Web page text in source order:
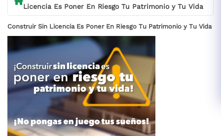
Licencia Es Poner En Riesgo Tu Patrimonio y Tu Vida
Construir Sin Licencia Es Poner En Riesgo Tu Patrimonio y Tu Vida